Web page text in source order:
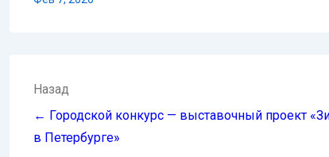
Навигация
по
записям
Назад
← Городской конкурс — выставочный проект
в Петербурге»